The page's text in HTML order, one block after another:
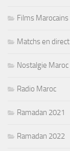
Films Marocains
Matchs en direct
Nostalgie Maroc
Radio Maroc
Ramadan 2021
Ramadan 2022